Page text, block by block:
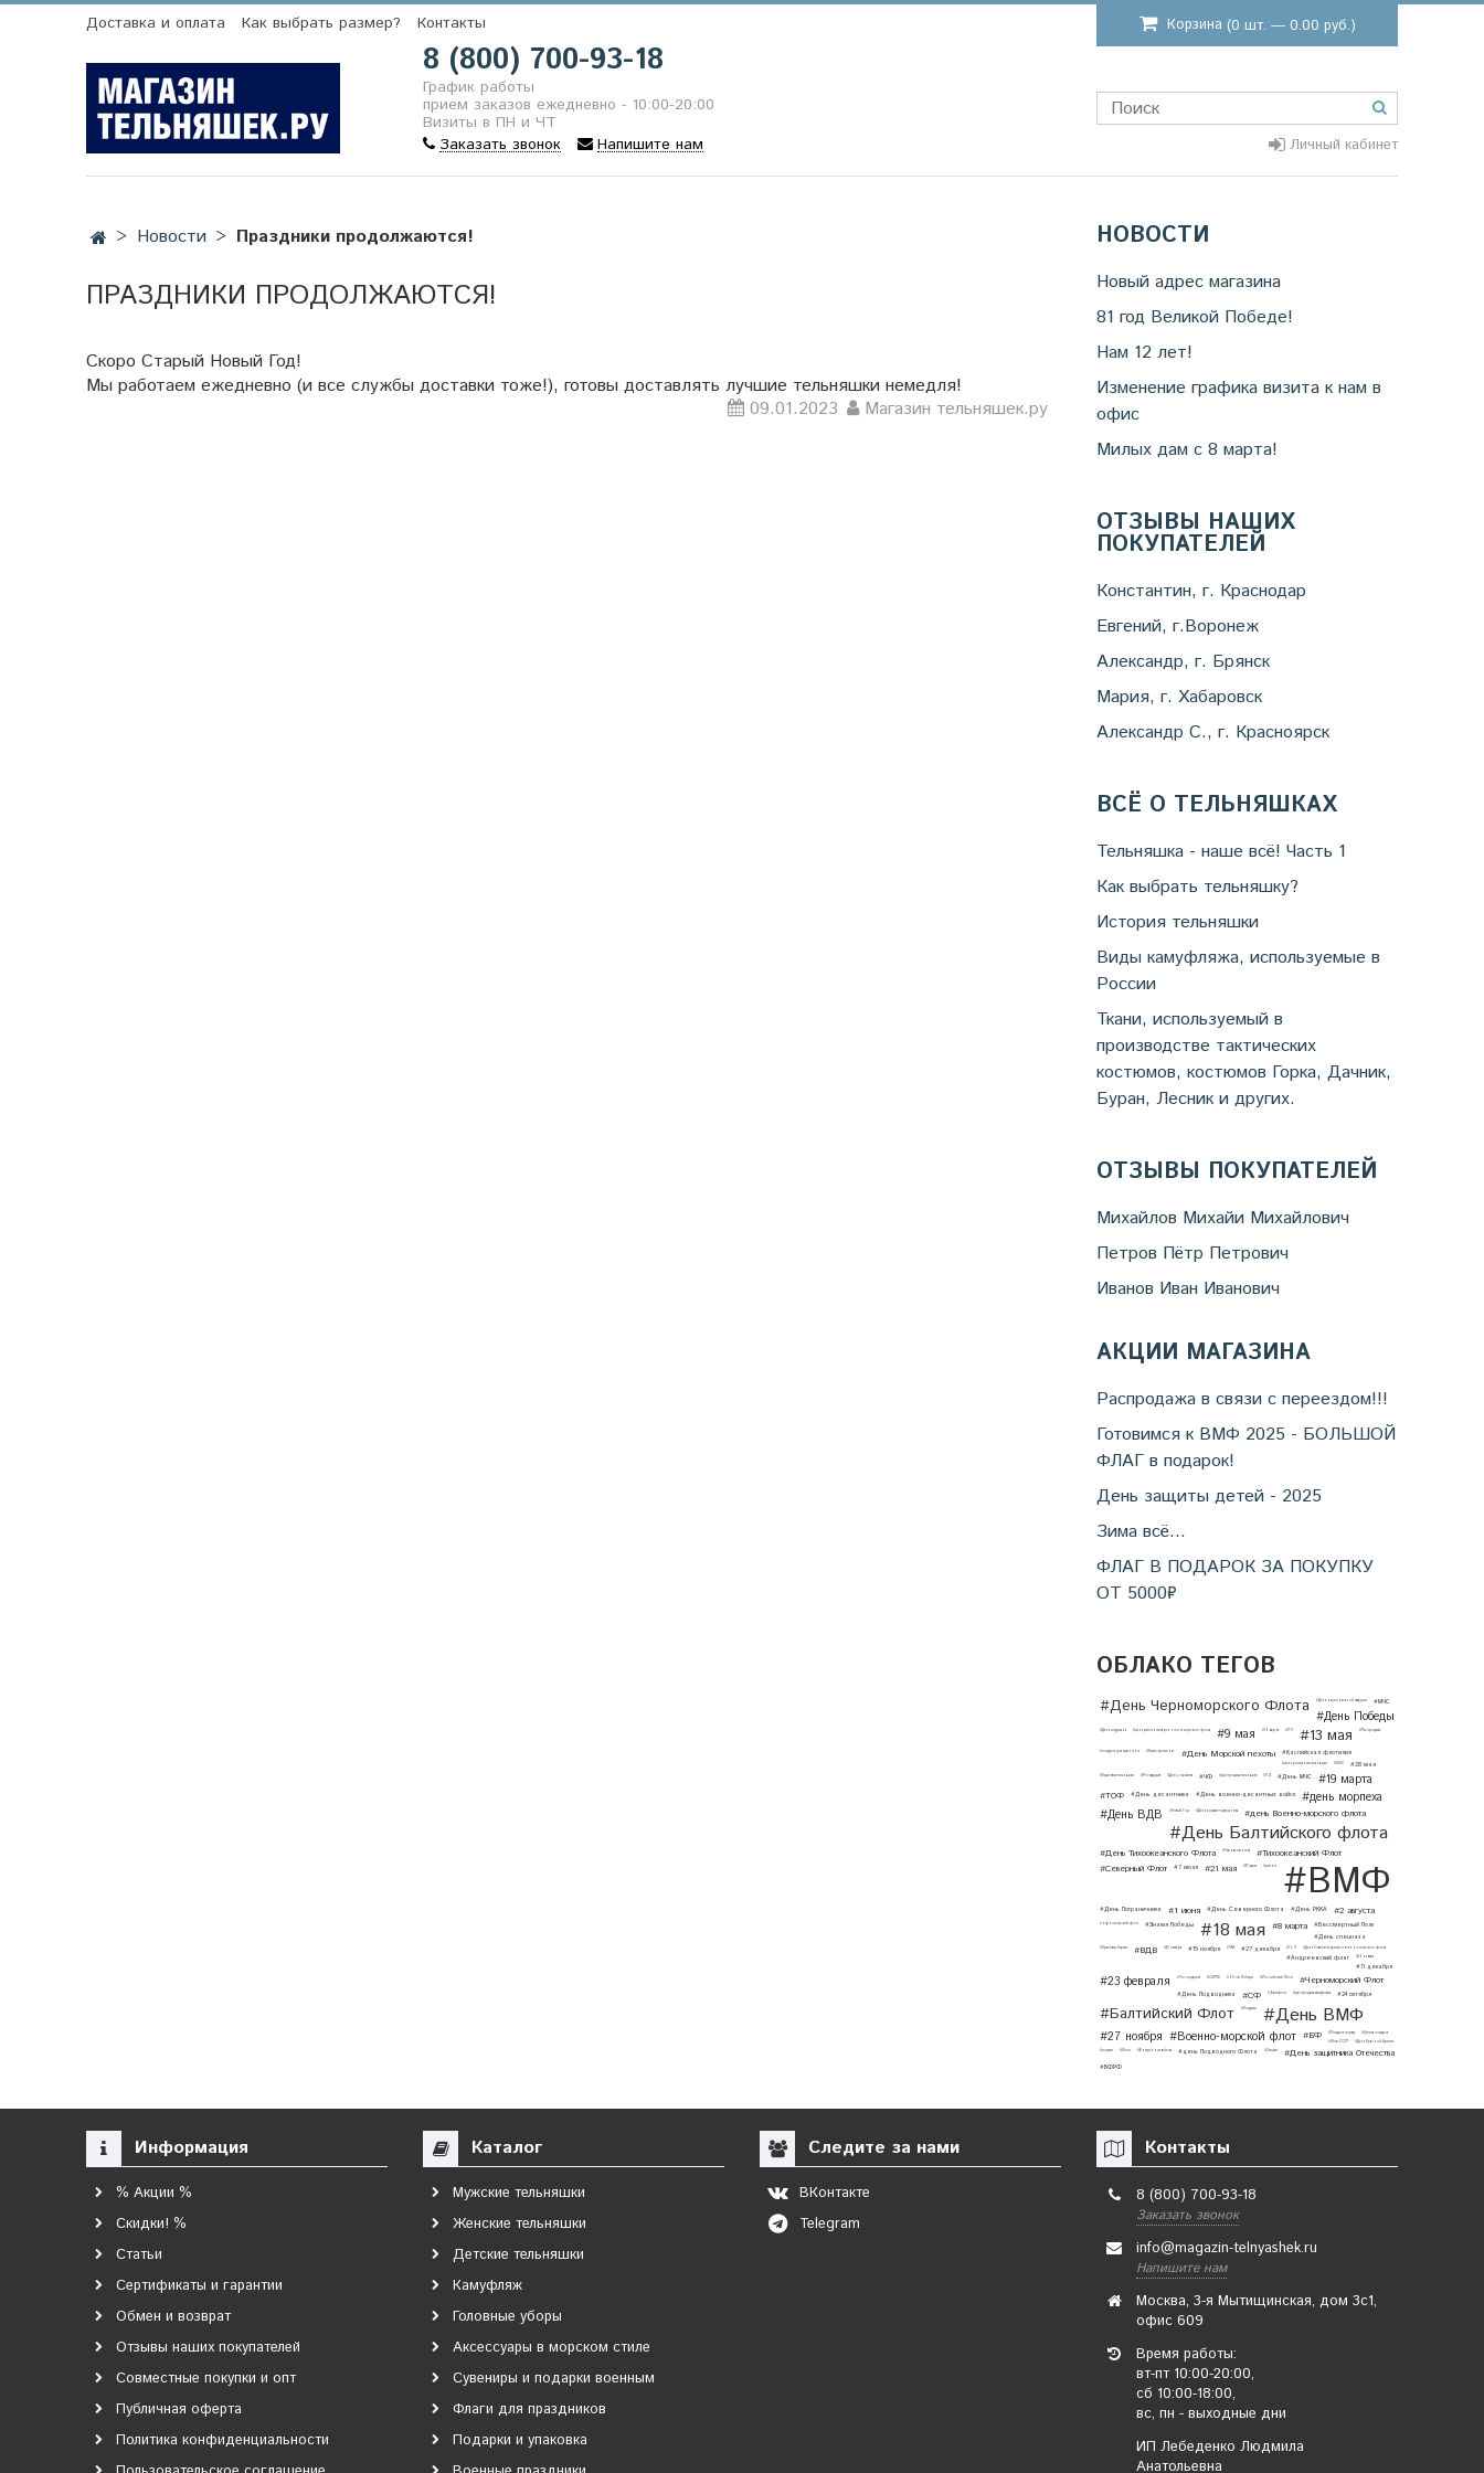
Доставка и оплата Как выбрать размер? Контакты Корзина (0 шт. — 0.00 руб.)
8 (800) 700-93-18
График работы
прием заказов ежедневно - 10:00-20:00
Визиты в ПН и ЧТ
Заказать звонок
Напишите нам Личный кабинет
Новости Праздники продолжаются!
ПРАЗДНИКИ ПРОДОЛЖАЮТСЯ!
Скоро Старый Новый Год!
Мы работаем ежедневно (и все службы доставки тоже!), готовы доставлять лучшие тельняшки немедля!
09.01.2023
Магазин тельняшек.ру
НОВОСТИ
Новый адрес магазина
81 год Великой Победе!
Нам 12 лет!
Изменение графика визита к нам в
офис
Милых дам с 8 марта!
ОТЗЫВЫ НАШИХ
ПОКУПАТЕЛЕЙ
Константин, г. Краснодар
Евгений, г.Воронеж
Александр, г. Брянск
Мария, г. Хабаровск
Александр С., г. Красноярск
ВСЁ О ТЕЛЬНЯШКАХ
Тельняшка - наше всё! Часть 1
Как выбрать тельняшку?
История тельняшки
Виды камуфляжа, используемые в
России
Ткани, используемый в
производстве тактических
костюмов, костюмов Горка, Дачник,
Буран, Лесник и других.
ОТЗЫВЫ ПОКУПАТЕЛЕЙ
Михайлов Михайи Михайлович
Петров Пётр Петрович
Иванов Иван Иванович
АКЦИИ МАГАЗИНА
Распродажа в связи с переездом!!!
Готовимся к ВМФ 2025 - БОЛЬШОЙ
ФЛАГ в подарок!
День защиты детей - 2025
Зима всё...
ФЛАГ В ПОДАРОК ЗА ПОКУПКУ
ОТ 5000₽
ОБЛАКО ТЕГОВ
#День Черноморского Флота #День национальной гвардии #МЧС
#День Победы
#День штурмана #день работников речного и морского флота #9 мая #19 августа #11.11 #13 мая #Распродажа
#подарок для мужчины #Никто кроме нас #День Морской пехоты #Каспийская флотилия
#день рождения тельняшки #ФПС #28 мая
#Краповые тельняшки #Росгвардия #День спасателя #ЧФ #распродажа тельняшек #11.12 #День МЧС #19 марта
#ТОФ #День десантника #День военно-десантных войск
#день морпеха
#День ВДВ
#Новый Год #День моряка-подводника #день Военно-морского флота
#День Балтийского флота
#День Тихоокеанского Флота #Черная пятница
#Тихоокеанский Флот
#Северный Флот
#7 июля #21 мая #27 марта #ремни #ВМФ
#День Пограничника #1 июня #День Северного Флота #День РККА #2 августа
#черноморский флот #Знамя Победы #18 мая #8 марта
#Бессмертный Полк
#День спецназа
#Краповые береты #ВДВ #30 октября #15 ноября #ЧМ #27 декабря #15.11 #День Советской армии и военно-морского флота
#Андреевский флаг #25 января
#11 декабря
#23 февраля #Что подарить #СФРФ #80 лет Победы #Российский Флот #Черноморский Флот
#День Подводника #СФ #Балтфлот #распродажа камуфляжа #24 октября
#Балтийский Флот #Подарки #День ВМФ
#27 ноября #Военно-морской флот #БФ #Подарок моряку
#Купить подарок
#Флаг СССР
#День Красной Армии
#моряки
#Флот #Внутренние войска #день Подводного Флота #Скидки #День защитника Отечества
#БФРФ
Информация
% Акции %
Скидки! %
Статьи
Сертификаты и гарантии
Обмен и возврат
Отзывы наших покупателей
Совместные покупки и опт
Публичная оферта
Политика конфиденциальности
Каталог
Мужские тельняшки
Женские тельняшки
Детские тельняшки
Камуфляж
Головные уборы
Аксессуары в морском стиле
Сувениры и подарки военным
Флаги для праздников
Подарки и упаковка
Следите за нами
ВКонтакте
Telegram
Контакты
8 (800) 700-93-18
Заказать звонок
info@magazin-telnyashek.ru
Напишите нам
Москва, 3-я Мытищинская, дом 3с1,
офис 609
Время работы:
вт-пт 10:00-20:00,
сб 10:00-18:00,
вс, пн - выходные дни
ИП Лебеденко Людмила
Анатольевна